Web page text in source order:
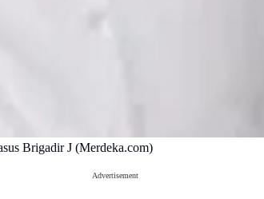
Brigadir J (Merdeka.com)
Advertisement